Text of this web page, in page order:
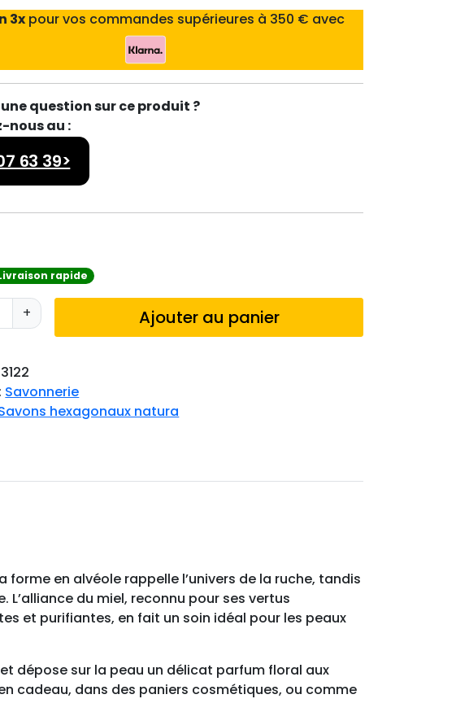
3x pour vos commandes supérieures à 350 € avec
question sur ce produit ?
nous au :
63 39>
rapide
+ Ajouter au panier
Savonnerie
hexagonaux natura
en alvéole rappelle l’univers de la ruche, tandis
du miel, reconnu pour ses vertus
et purifiantes, en fait un soin idéal pour les peaux
dépose sur la peau un délicat parfum floral aux
cadeau, dans des paniers cosmétiques, ou comme